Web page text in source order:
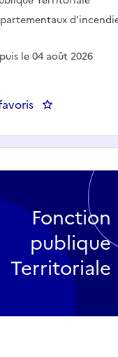
le 04 août 2026
: Un(e)
Fonction
publique
Territoriale